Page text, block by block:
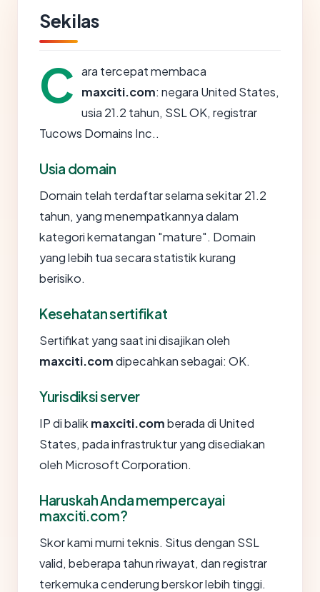
Sekilas
C ara tercepat membaca
maxciti.com: negara United States,
usia 21.2 tahun, SSL OK, registrar
Tucows Domains Inc..
Usia domain
Domain telah terdaftar selama sekitar 21.2
tahun, yang menempatkannya dalam
kategori kematangan "mature". Domain
yang lebih tua secara statistik kurang
berisiko.
Kesehatan sertifikat
Sertifikat yang saat ini disajikan oleh
maxciti.comdipecahkan sebagai: OK.
Yurisdiksi server
IP di balik maxciti.comberada di United
States, pada infrastruktur yang disediakan
oleh Microsoft Corporation.
Haruskah Anda mempercayai
maxciti.com?
Skor kami murni teknis. Situs dengan SSL
valid, beberapa tahun riwayat, dan registrar
terkemuka cenderung berskor lebih tinggi.